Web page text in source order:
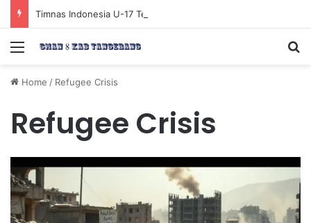
Menu
Home / Refugee Crisis
Refugee Crisis